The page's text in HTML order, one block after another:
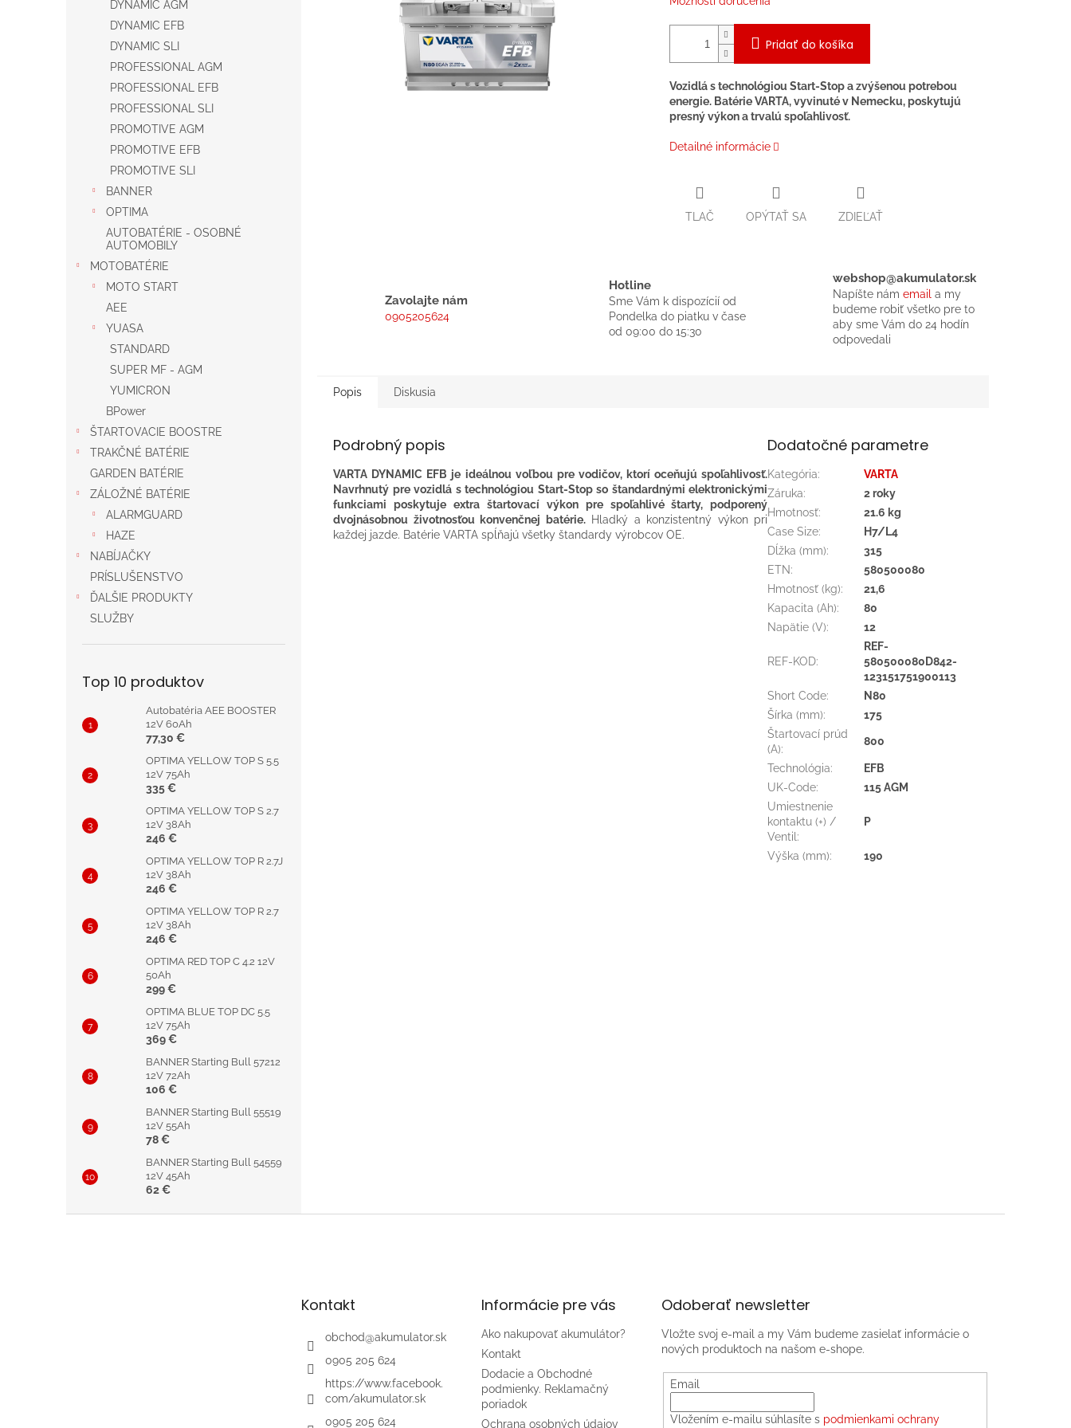
DYNAMIC AGM
DYNAMIC EFB
DYNAMIC SLI
PROFESSIONAL AGM
PROFESSIONAL EFB
PROFESSIONAL SLI
PROMOTIVE AGM
PROMOTIVE EFB
PROMOTIVE SLI
BANNER
OPTIMA
AUTOBATÉRIE - OSOBNÉ
AUTOMOBILY
MOTOBATÉRIE
MOTO START
AEE
YUASA
STANDARD
SUPER MF - AGM
YUMICRON
BPower
ŠTARTOVACIE BOOSTRE
TRAKČNÉ BATÉRIE
GARDEN BATÉRIE
ZÁLOŽNÉ BATÉRIE
ALARMGUARD
HAZE
NABÍJAČKY
PRÍSLUŠENSTVO
ĎALŠIE PRODUKTY
SLUŽBY
Top 10 produktov
Autobatéria AEE BOOSTER
12V 60Ah
77,30 €
OPTIMA YELLOW TOP S 5.5
12V 75Ah
335 €
OPTIMA YELLOW TOP S 2.7
12V 38Ah
246 €
OPTIMA YELLOW TOP R 2.7J
12V 38Ah
246 €
OPTIMA YELLOW TOP R 2.7
12V 38Ah
246 €
OPTIMA RED TOP C 4.2 12V
50Ah
299 €
OPTIMA BLUE TOP DC 5.5
12V 75Ah
369 €
BANNER Starting Bull 57212
12V 72Ah
106 €
BANNER Starting Bull 55519
12V 55Ah
78 €
BANNER Starting Bull 54559
12V 45Ah
62 €
Pridať do košíka
Vozidlá s technológiou Start-Stop a zvýšenou potrebou
energie. Batérie VARTA, vyvinuté v Nemecku, poskytujú
presný výkon a trvalú spoľahlivosť.​
Detailné informácie
TLAČ OPÝTAŤ SA ZDIEĽAŤ
Zavolajte nám
0905205624
Hotline
Sme Vám k dispozícií od
Pondelka do piatku v čase
od 09:00 do 15:30
webshop@akumulator.sk
Napíšte nám email a my
budeme robiť všetko pre to
aby sme Vám do 24 hodín
odpovedali
Popis Diskusia
Podrobný popis
VARTA DYNAMIC EFB je ideálnou voľbou pre vodičov, ktorí oceňujú spoľahlivosť.
Navrhnutý pre vozidlá s technológiou Start-Stop so štandardnými elektronickými
funkciami poskytuje extra štartovací výkon pre spoľahlivé štarty, podporený
dvojnásobnou životnosťou konvenčnej batérie.Hladký a konzistentný výkon pri
každej jazde.​ Batérie VARTA spĺňajú všetky štandardy výrobcov OE.​
Dodatočné parametre
Kategória:
VARTA
Záruka:
2 roky
Hmotnosť:
21.6 kg
Case Size:
H7/L4
Dĺžka (mm):
315
ETN:
580500080
Hmotnosť (kg):
21,6
Kapacita (Ah):
80
Napätie (V): 12
REF-KOD:
REF-
580500080D842-
123151751900113
Short Code:
N80
Šírka (mm):
175
Štartovací prúd
(A):
800
Technológia:
EFB
UK-Code:
115 AGM
Umiestnenie
kontaktu (+) /
Ventil :
P
Výška (mm): 190
Kontakt
obchod@akumulator.sk
0905 205 624
https://www.facebook.
com/akumulator.sk
0905 205 624
Informácie pre vás
Ako nakupovať akumulátor?
Kontakt
Dodacie a Obchodné
podmienky. Reklamačný
poriadok
Ochrana osobných údajov
Odoberať newsletter
Vložte svoj e-mail a my Vám budeme zasielať informácie o
nových produktoch na našom e-shope.
Email
Vložením e-mailu súhlasíte s podmienkami ochrany